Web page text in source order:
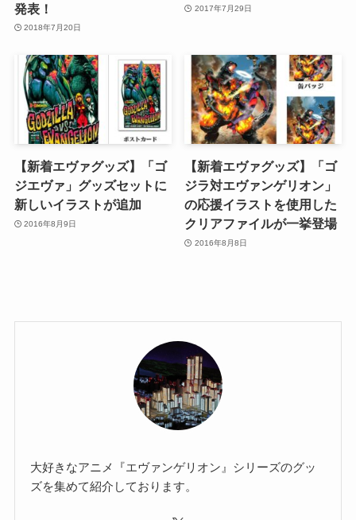
発表！
2018年7月20日
2017年7月29日
【新着エヴァグッズ】「ゴ
ジエヴァ」グッズセットに
新しいイラストが追加
2016年8月9日
【新着エヴァグッズ】「ゴ
ジラ対エヴァンゲリオン」
の応援イラストを使用した
クリアファイルが一挙登場
2016年8月8日
大好きなアニメ『エヴァンゲリオン』シリーズのグッ
ズを集めて紹介しております。